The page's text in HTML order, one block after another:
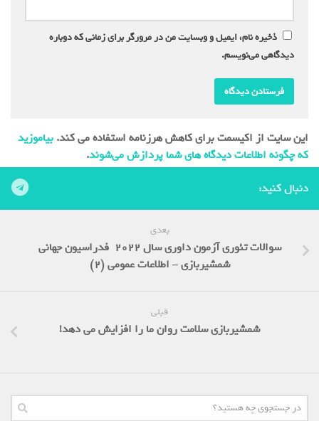
ذخیره نام، ایمیل و وبسایت من در مرورگر برای زمانی که دوباره
دیدگاهی می‌نویسم.
این سایت از اکیسمت برای کاهش هرزنامه استفاده می کند. بیاموزید
که چگونه اطلاعات دیدگاه های شما پردازش می‌شوند.
دنبال کنید:
بعدی
سوالات تئوری آزمون داوری سال 2022 فدراسیون جهانی
شمشیربازی – اطلاعات عمومی (2)
قبلی
شمشیربازی سلامت روان ما را افزایش می دهد!